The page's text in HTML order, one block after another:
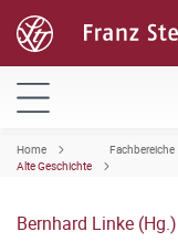
Home Fachbereiche
Alte Geschichte
Bernhard Linke (Hg.)